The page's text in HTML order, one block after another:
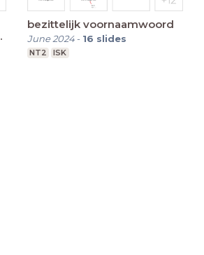
bezittelijk voornaamwoord
June 2024- 16 slides
NT2 ISK